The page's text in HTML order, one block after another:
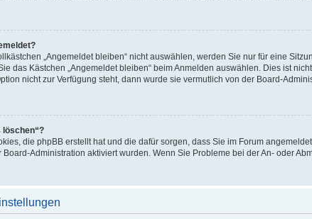
„Angemeldet bleiben“ nicht auswählen, werden Sie nur für eine
das Kästchen „Angemeldet bleiben“ beim Anmelden auswählen. Dies ist
nicht zur Verfügung steht, dann wurde sie vermutlich von der Board-
löschen“?
die phpBB erstellt hat und die dafür sorgen, dass Sie im Forum
Board-Administration aktiviert wurden. Wenn Sie Probleme bei der An- oder